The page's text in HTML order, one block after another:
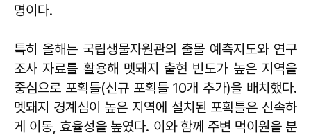
명이다.
특히 올해는 국립생물자원관의 출몰 예측지도와 연구
조사 자료를 활용해 멧돼지 출현 빈도가 높은 지역을
중심으로 포획틀(신규 포획틀 10개 추가)을 배치했다.
멧돼지 경계심이 높은 지역에 설치된 포획틀은 신속하
게 이동, 효율성을 높였다. 이와 함께 주변 먹이원을 분